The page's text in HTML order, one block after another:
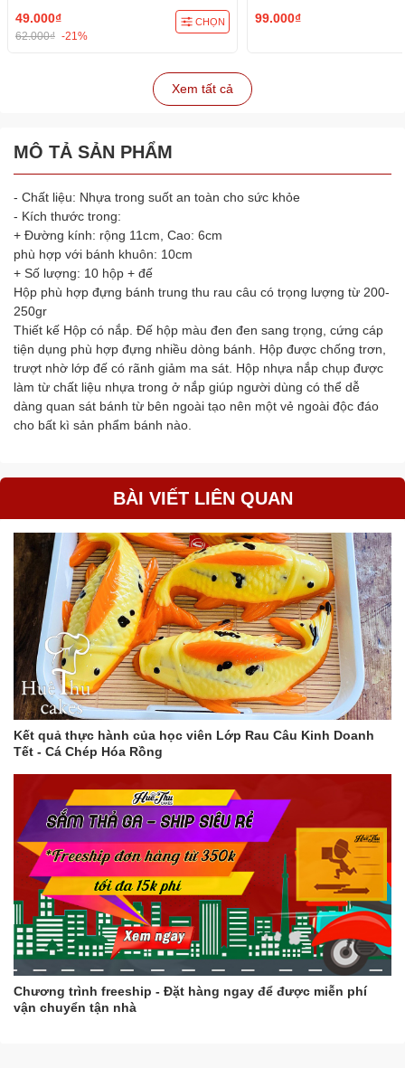
49.000₫
62.000₫ -21%
CHỌN 99.000₫
Xem tất cả
MÔ TẢ SẢN PHẨM
- Chất liệu: Nhựa trong suốt an toàn cho sức khỏe
- Kích thước trong:
+ Đường kính: rộng 11cm, Cao: 6cm
phù hợp với bánh khuôn: 10cm
+ Số lượng: 10 hộp + đế
Hộp phù hợp đựng bánh trung thu rau câu có trọng lượng từ 200-
250gr
Thiết kế Hộp có nắp. Đế hộp màu đen đen sang trọng, cứng cáp
tiện dụng phù hợp đựng nhiều dòng bánh. Hộp được chống trơn,
trượt nhờ lớp đế có rãnh giảm ma sát. Hộp nhựa nắp chụp được
làm từ chất liệu nhựa trong ở nắp giúp người dùng có thể dễ
dàng quan sát bánh từ bên ngoài tạo nên một vẻ ngoài độc đáo
cho bất kì sản phẩm bánh nào.
BÀI VIẾT LIÊN QUAN
Kết quả thực hành của học viên Lớp Rau Câu Kinh Doanh
Tết - Cá Chép Hóa Rồng
Chương trình freeship - Đặt hàng ngay để được miễn phí
vận chuyển tận nhà